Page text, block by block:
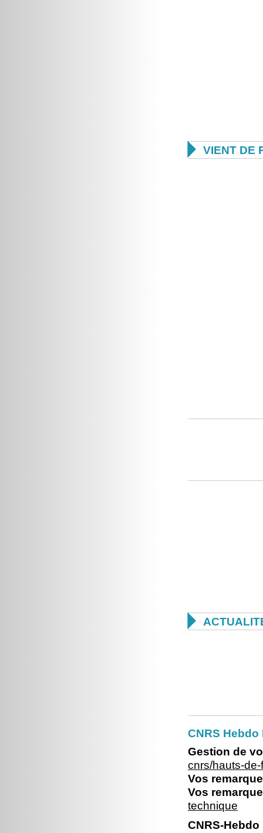
 VIENT DE

CNRS
Gestion de
cnrs/hauts-
Vos
Vos
technique
CNRS-